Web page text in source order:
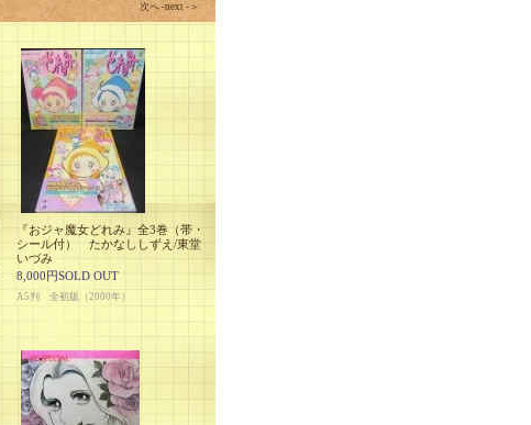
次へ -next -＞
『おジャ魔女どれみ』全3巻（帯・
シール付） たかなししずえ/東堂
いづみ
8,000円SOLD OUT
A5判 全初版（2000年）